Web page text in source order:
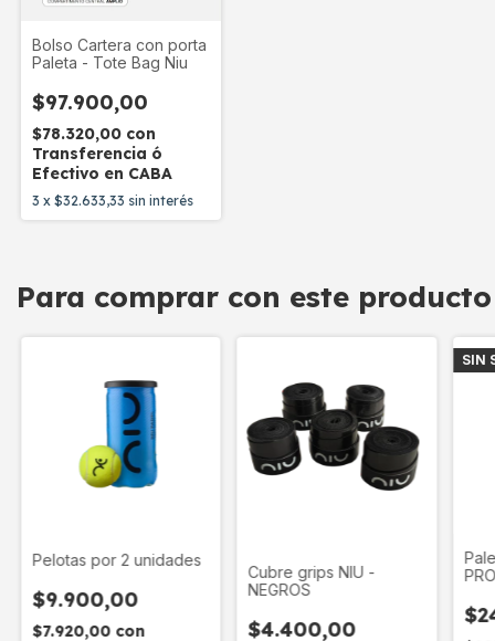
Bolso Cartera con porta
Paleta - Tote Bag Niu
$97.900,00
$78.320,00 con
Transferencia ó
Efectivo en CABA
3 x $32.633,33 sin interés
Para comprar con este producto
Pelotas por 2 unidades
$9.900,00
$7.920,00 con
Cubre grips NIU -
NEGROS
$4.400,00
SIN